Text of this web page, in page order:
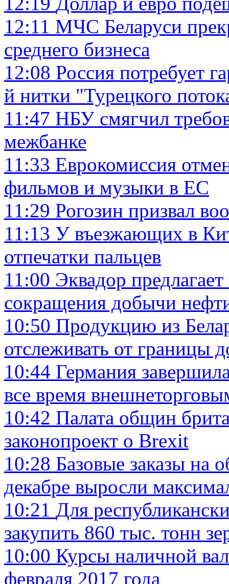
12:11 МЧС Беларуси
среднего бизнеса
12:08 Россия потребует
й нитки "Турецкого
11:47 НБУ смягчил
межбанке
11:33 Еврокомиссия
фильмов и музыки в ЕС
11:29 Рогозин призвал
11:13 У въезжающих в
отпечатки пальцев
11:00 Эквадор
сокращения добычи
10:50 Продукцию из
отслеживать от границы
10:44 Германия
все время
10:42 Палата общин
законопроект о Brexit
10:28 Базовые заказы на
декабре выросли
10:21 Для
закупить 860 тыс. тонн
10:00 Курсы наличной
февраля 2017 года